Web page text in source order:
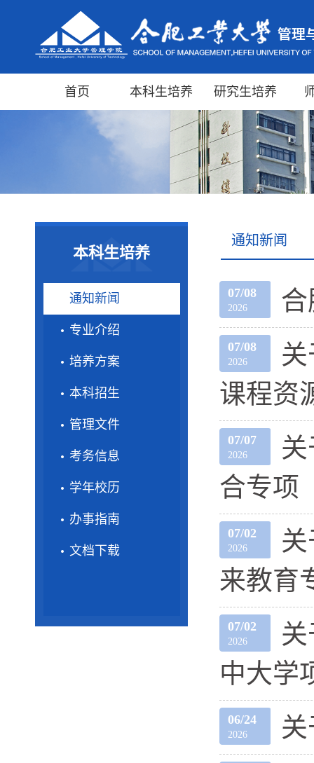
首页 本科生培养 研究生培养
本科生培养
通知新闻
专业介绍
培养方案
本科招生
管理文件
考务信息
学年校历
办事指南
文档下载
通知新闻
07/08
2026 合
07/08
2026
课程资
07/07
2026
合专项
07/02
2026
来教育
07/02
2026
中大学
06/24
2026